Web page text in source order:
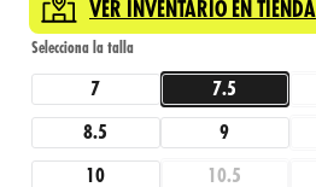
VER INVENTARIO EN TIENDA
7 7.5
8.5 9
10 10.5